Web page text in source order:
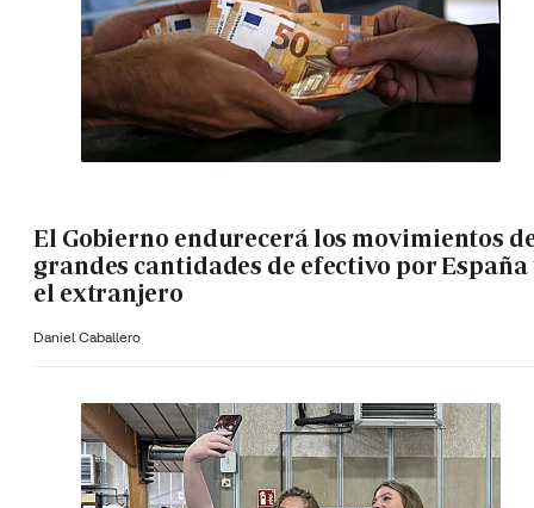
El Gobierno endurecerá los movimientos
grandes cantidades de efectivo por España
el extranjero
Daniel Caballero